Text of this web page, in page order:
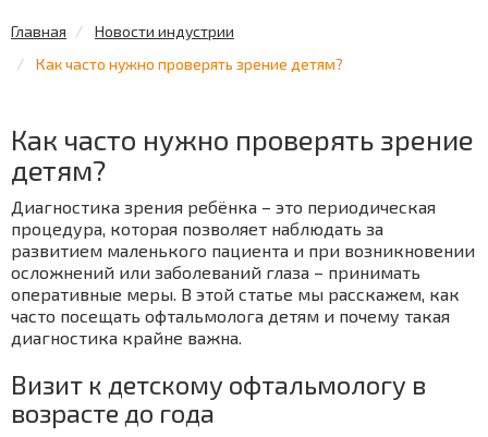
Главная
Новости индустрии
Как часто нужно проверять зрение детям?
Как часто нужно проверять зрение
детям?
Диагностика зрения ребёнка – это периодическая
процедура, которая позволяет наблюдать за
развитием маленького пациента и при возникновении
осложнений или заболеваний глаза – принимать
оперативные меры. В этой статье мы расскажем, как
часто посещать офтальмолога детям и почему такая
диагностика крайне важна.
Визит к детскому офтальмологу в
возрасте до года